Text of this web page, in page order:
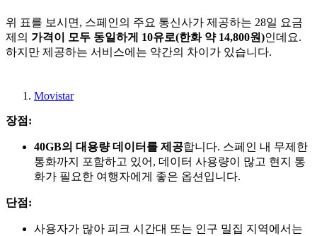
위 표를 보시면, 스페인의 주요 통신사가 제공하는 28일 요금
제의 가격이 모두 동일하게 10유로(한화 약 14,800원)인데요.
하지만 제공하는 서비스에는 약간의 차이가 있습니다.
Movistar
장점:
40GB의 대용량 데이터를 제공합니다. 스페인 내 무제한
통화까지 포함하고 있어, 데이터 사용량이 많고 현지 통
화가 필요한 여행자에게 좋은 옵션입니다.
단점:
사용자가 많아 피크 시간대 또는 인구 밀집 지역에서는